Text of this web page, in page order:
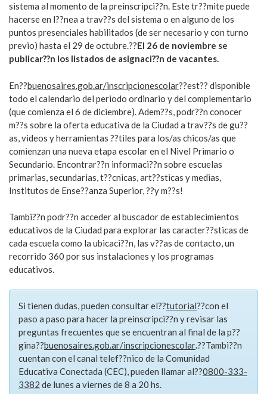
sistema al momento de la preinscripci??n. Este tr??mite puede
hacerse en l??nea a trav??s del sistema o en alguno de los
puntos presenciales habilitados (de ser necesario y con turno
previo) hasta el 29 de octubre.??El 26 de noviembre se
publicar??n los listados de asignaci??n de vacantes.
En??buenosaires.gob.ar/inscripcionescolar??est?? disponible
todo el calendario del periodo ordinario y del complementario
(que comienza el 6 de diciembre). Adem??s, podr??n conocer
m??s sobre la oferta educativa de la Ciudad a trav??s de gu??
as, videos y herramientas ??tiles para los/as chicos/as que
comienzan una nueva etapa escolar en el Nivel Primario o
Secundario. Encontrar??n informaci??n sobre escuelas
primarias, secundarias, t??cnicas, art??sticas y medias,
Institutos de Ense??anza Superior, ??y m??s!
Tambi??n podr??n acceder al buscador de establecimientos
educativos de la Ciudad para explorar las caracter??sticas de
cada escuela como la ubicaci??n, las v??as de contacto, un
recorrido 360 por sus instalaciones y los programas
educativos.
Si tienen dudas, pueden consultar el??tutorial??con el
paso a paso para hacer la preinscripci??n y revisar las
preguntas frecuentes que se encuentran al final de la p??
gina??buenosaires.gob.ar/inscripcionescolar??Tambi??n
cuentan con el canal telef??nico de la Comunidad
Educativa Conectada (CEC), pueden llamar al??0800-333-
3382 de lunes a viernes de 8 a 20 hs.